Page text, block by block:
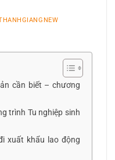
cần biết – chương
trình Tu nghiệp sinh
xuất khẩu lao động